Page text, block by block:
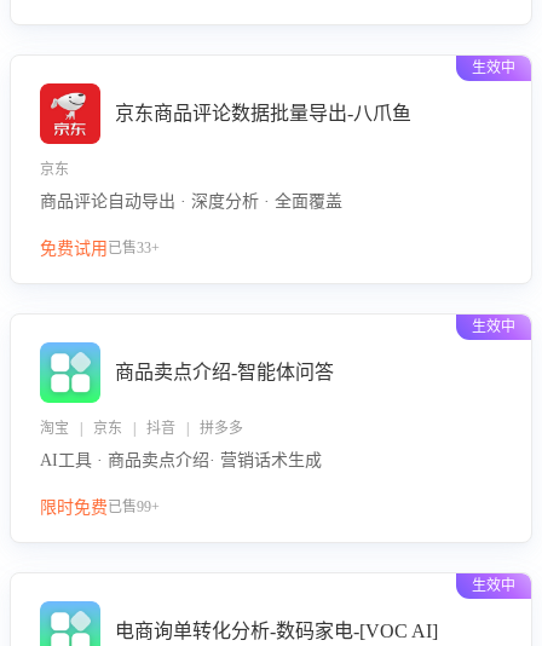
生效中
京东商品评论数据批量导出-八爪鱼
京东
商品评论自动导出 · 深度分析 · 全面覆盖
免费试用 已售33+
生效中
商品卖点介绍-智能体问答
淘宝 | 京东 | 抖音 | 拼多多
AI工具 · 商品卖点介绍· 营销话术生成
限时免费已售99+
生效中
电商询单转化分析-数码家电-[VOC AI]